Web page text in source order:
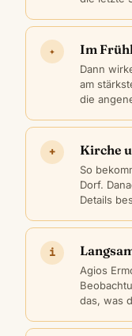
✦ Im
Dann
am
die
+ Kirche
So
Dorf.
Details
i
Agios
das, was